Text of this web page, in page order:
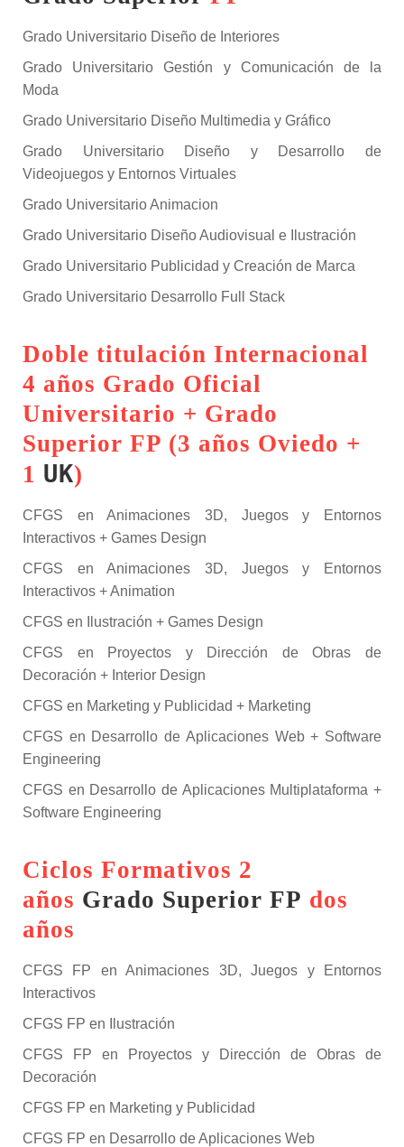
Grado Universitario Diseño de Interiores
Grado Universitario Gestión y Comunicación de la
Moda
Grado Universitario Diseño Multimedia y Gráfico
Grado Universitario Diseño y Desarrollo de
Videojuegos y Entornos Virtuales
Grado Universitario Animacion
Grado Universitario Diseño Audiovisual e Ilustración
Grado Universitario Publicidad y Creación de Marca
Grado Universitario Desarrollo Full Stack
Doble titulación Internacional
4 años Grado Oficial
Universitario + Grado
Superior FP (3 años Oviedo +
1 UK)
CFGS en Animaciones 3D, Juegos y Entornos
Interactivos + Games Design
CFGS en Animaciones 3D, Juegos y Entornos
Interactivos + Animation
CFGS en Ilustración + Games Design
CFGS en Proyectos y Dirección de Obras de
Decoración + Interior Design
CFGS en Marketing y Publicidad + Marketing
CFGS en Desarrollo de Aplicaciones Web + Software
Engineering
CFGS en Desarrollo de Aplicaciones Multiplataforma +
Software Engineering
Ciclos Formativos 2
años Grado Superior FP dos
años
CFGS FP en Animaciones 3D, Juegos y Entornos
Interactivos
CFGS FP en Ilustración
CFGS FP en Proyectos y Dirección de Obras de
Decoración
CFGS FP en Marketing y Publicidad
CFGS FP en Desarrollo de Aplicaciones Web